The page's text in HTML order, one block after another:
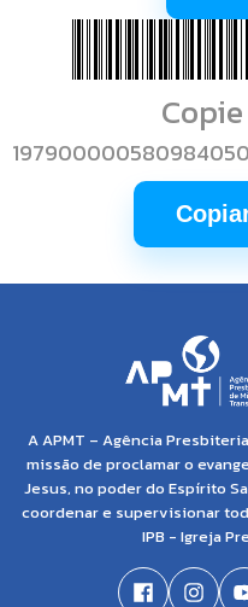
A APMT – Agência
missão de proclamar o
Jesus, no poder do Espírito
coordenar e supervisionar
IPB - Igreja